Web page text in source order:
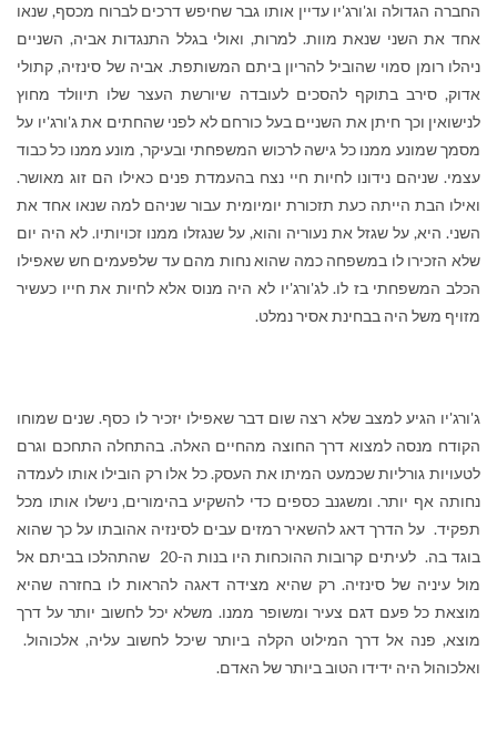
החברה הגדולה וג'ורג'יו עדיין אותו גבר שחיפש דרכים לברוח מכסף, שנאו
אחד את השני שנאת מוות. למרות, ואולי בגלל התנגדות אביה, השניים
ניהלו רומן סמוי שהוביל להריון ביתם המשותפת. אביה של סינזיה, קתולי
אדוק, סירב בתוקף להסכים לעובדה שיורשת העצר שלו תיוולד מחוץ
לנישואין וכך חיתן את השניים בעל כורחם לא לפני שהחתים את ג'ורג'יו על
מסמך שמונע ממנו כל גישה לרכוש המשפחתי ובעיקר, מונע ממנו כל כבוד
עצמי. שניהם נידונו לחיות חיי נצח בהעמדת פנים כאילו הם זוג מאושר.
ואילו הבת הייתה כעת תזכורת יומיומית עבור שניהם למה שנאו אחד את
השני. היא, על שגזל את נעוריה והוא, על שנגזלו ממנו זכויותיו. לא היה יום
שלא הזכירו לו במשפחה כמה שהוא נחות מהם עד שלפעמים חש שאפילו
הכלב המשפחתי בז לו. לג'ורג'יו לא היה מנוס אלא לחיות את חייו כעשיר
מזויף משל היה בבחינת אסיר נמלט.
ג'ורג'יו הגיע למצב שלא רצה שום דבר שאפילו יזכיר לו כסף. שנים שמוחו
הקודח מנסה למצוא דרך החוצה מהחיים האלה. בהתחלה התחכם וגרם
לטעויות גורליות שכמעט המיתו את העסק. כל אלו רק הובילו אותו לעמדה
נחותה אף יותר. ומשגנב כספים כדי להשקיע בהימורים, נישלו אותו מכל
תפקיד. על הדרך דאג להשאיר רמזים עבים לסינזיה אהובתו על כך שהוא
בוגד בה. לעיתים קרובות ההוכחות היו בנות ה-20 שהתהלכו בביתם אל
מול עיניה של סינזיה. רק שהיא מצידה דאגה להראות לו בחזרה שהיא
מוצאת כל פעם דגם צעיר ומשופר ממנו. משלא יכל לחשוב יותר על דרך
מוצא, פנה אל דרך המילוט הקלה ביותר שיכל לחשוב עליה, אלכוהול.
ואלכוהול היה ידידו הטוב ביותר של האדם.